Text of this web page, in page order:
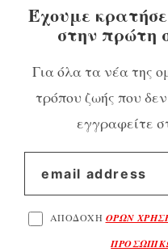
Έχουμε
στην πρώτη
Για όλα τα νέα της
τρόπου ζωής που
εγγραφείτε
ΑΠΟΔΟΧΗ ΟΡΩΝ